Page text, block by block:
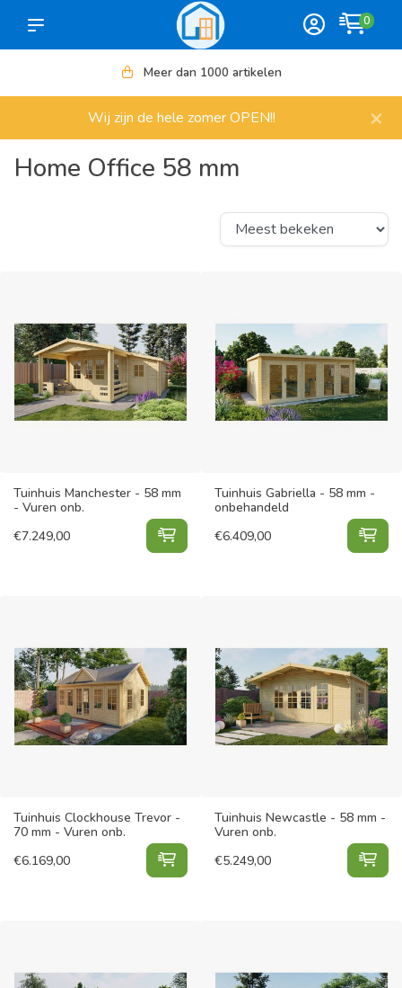
0
Meer dan 1000 artikelen
Wij zijn de hele zomer OPEN!! ×
Home Office 58 mm
Tuinhuis Manchester - 58 mm
- Vuren onb.
€7.249,00 Tuinhuis Manchester - 58 mm -
Tuinhuis Gabriella - 58 mm -
onbehandeld
€6.409,00
Tuinhuis Clockhouse Trevor -
70 mm - Vuren onb.
€6.169,00 Tuinhuis Clockhouse Trevor - 70
Tuinhuis Newcastle - 58 mm -
Vuren onb.
€5.249,00